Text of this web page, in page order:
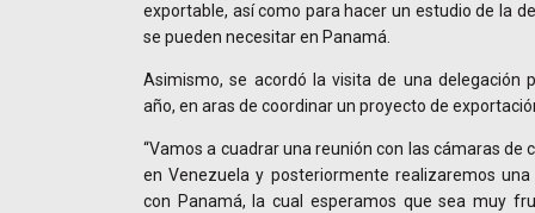
exportable, así como para hacer un estudio de la
se pueden necesitar en Panamá.
Asimismo, se acordó la visita de una delegación
año, en aras de coordinar un proyecto de
“Vamos a cuadrar una reunión con las cámaras de
en Venezuela y posteriormente realizaremos
con Panamá, la cual esperamos que sea muy